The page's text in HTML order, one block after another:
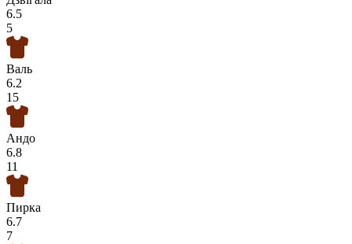
6.5
5
Валь
6.2
15
Андо
6.8
11
Пирка
6.7
7